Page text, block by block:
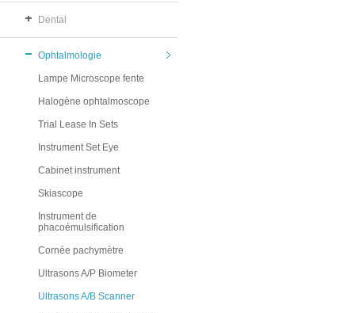
Dental
Ophtalmologie
Lampe Microscope fente
Halogène ophtalmoscope
Trial Lease In Sets
Instrument Set Eye
Cabinet instrument
Skiascope
Instrument de
phacoémulsification
Cornée pachymètre
Ultrasons A/P Biometer
Ultrasons A/B Scanner